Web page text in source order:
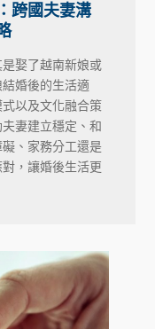
跨國夫妻溝
娶了越南新娘或
婚後的生活適
以及文化融合策
妻建立穩定、和
、家務分工還是
，讓婚後生活更